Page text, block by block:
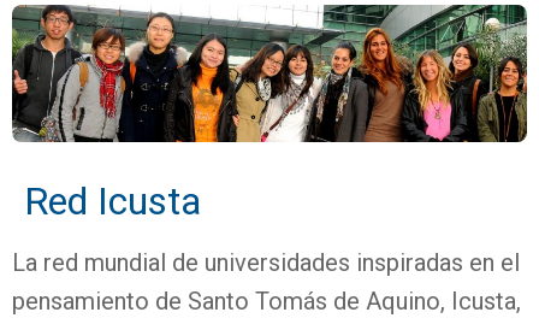
Red Icusta
La red mundial de universidades inspiradas en el
pensamiento de Santo Tomás de Aquino, Icusta,